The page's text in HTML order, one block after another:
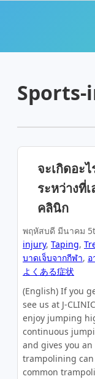
จะเกิดอะ
ระหว่างที่
คลินิก
พฤหัสบดี มีนาคม
injury, Taping,
บาดเจ็บจากกีฬา,
よくある症状
(English) If you
see us at J-
enjoy jumping
continuous
and gives you
trampolining
common